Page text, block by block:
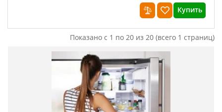
Купить
Показано с 1 по 20 из 20 (всего 1 страниц)